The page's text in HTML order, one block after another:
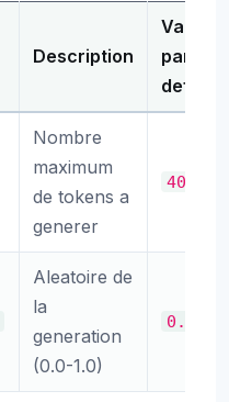
Description
Valeur
par
defaut
Nombre
maximum
de tokens a
generer
4096
Aleatoire de
la
generation
(0.0-1.0)
0.7